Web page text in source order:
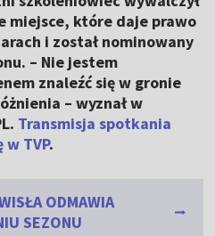
miejsce, które daje prawo
i został nominowany
– Nie jestem
znaleźć się w gronie
– wyznał w
Transmisja spotkania
TVP.
ODMAWIA
SEZONU